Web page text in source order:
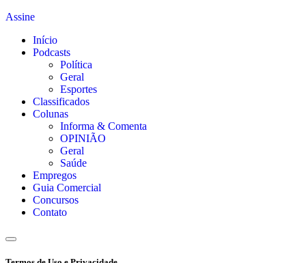
Assine
Início
Podcasts
Política
Geral
Esportes
Classificados
Colunas
Informa & Comenta
OPINIÃO
Geral
Saúde
Empregos
Guia Comercial
Concursos
Contato